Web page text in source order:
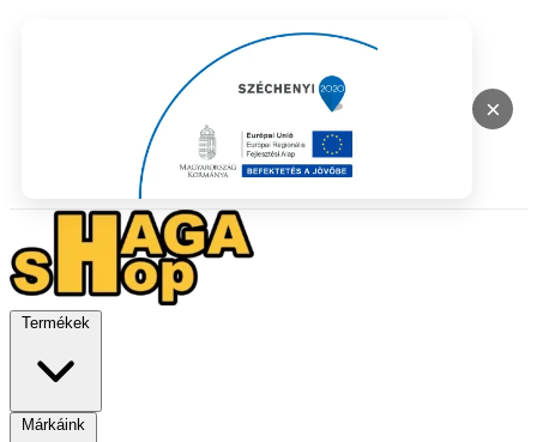
×
Termékek
Márkáink